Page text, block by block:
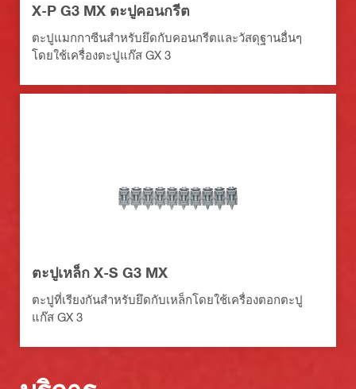
X-P G3 MX ตะปูคอนกรีต
ตะปูแมกกาซีนสำหรับยึดกับคอนกรีตและวัสดุฐานอื่นๆ
โดยใช้เครื่องตะปูแก๊ส GX 3
ตะปูเหล็ก X-S G3 MX
ตะปูที่เรียงกันสำหรับยึดกับเหล็กโดยใช้เครื่องตอกตะปู
แก๊ส GX 3